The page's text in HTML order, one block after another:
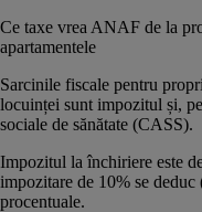
Ce taxe vrea ANAF de la
apartamentele
Sarcinile fiscale pentru
locuinței sunt impozitul și,
sociale de sănătate (CASS).
Impozitul la închiriere este
impozitare de 10% se
procentuale.